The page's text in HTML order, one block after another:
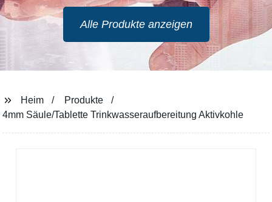
Heim
Produkte
4mm Säule/Tablette Trinkwasseraufbereitung Aktivkohle